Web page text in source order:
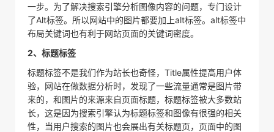
一步。为了解决搜索引擎分析图像内容的问题，专门设计
了Alt标签。所以网站中的图片都要加上alt标签。alt标签中
布局关键词也有利于网站页面的关键词密度。
2、标题标签
标题标签不是我们作为站长也奇怪，Title属性提高用户体
验，网站在做数据分析时，发现了一些流量通常是图片带
来的，和图片的来源来自页面标题，标题标签被大多数站
长，这是因为搜索引擎认为标题标签和图像有很强的相关
性，当用户搜索的图片也会展出有关标题页，页面中的图